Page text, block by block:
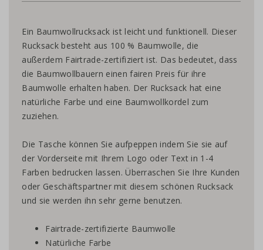
Ein Baumwollrucksack ist leicht und funktionell. Dieser
Rucksack besteht aus 100 % Baumwolle, die
außerdem Fairtrade-zertifiziert ist. Das bedeutet, dass
die Baumwollbauern einen fairen Preis für ihre
Baumwolle erhalten haben. Der Rucksack hat eine
natürliche Farbe und eine Baumwollkordel zum
zuziehen.
Die Tasche können Sie aufpeppen indem Sie sie auf
der Vorderseite mit Ihrem Logo oder Text in 1-4
Farben bedrucken lassen. Überraschen Sie Ihre Kunden
oder Geschäftspartner mit diesem schönen Rucksack
und sie werden ihn sehr gerne benutzen.
Fairtrade-zertifizierte Baumwolle
Natürliche Farbe